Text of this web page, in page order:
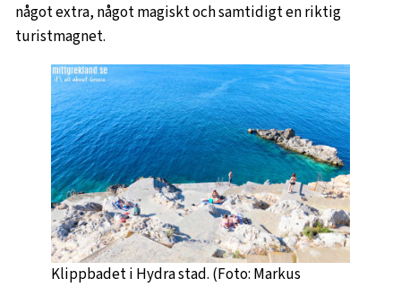
något extra, något magiskt och samtidigt en riktig
turistmagnet.
Klippbadet i Hydra stad. (Foto: Markus